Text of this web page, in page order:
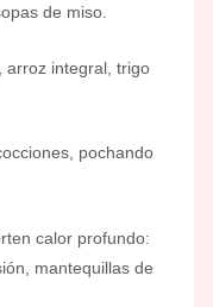
de miso.
arroz integral, trigo
pochando
calor profundo:
mantequillas de